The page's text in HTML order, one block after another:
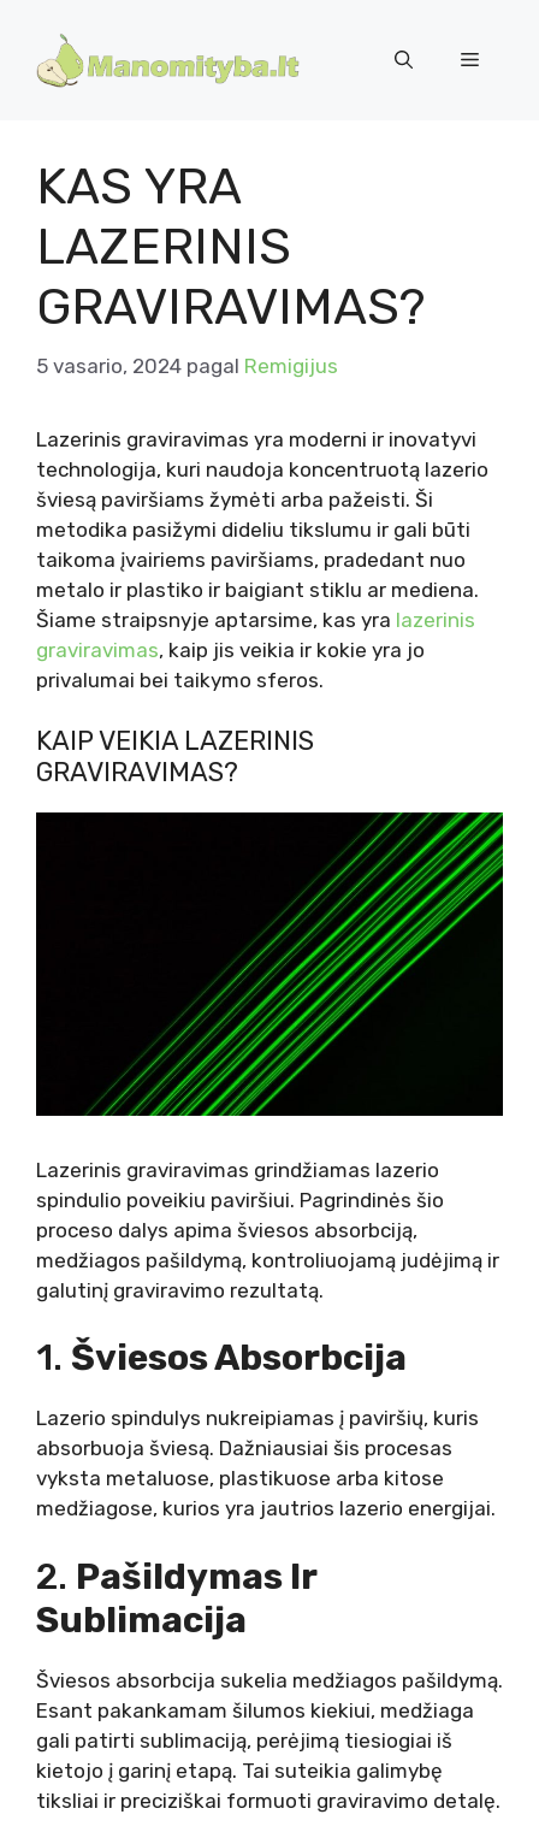
turinio
Meniu
KAS YRA
LAZERINIS
GRAVIRAVIMAS?
5 vasario, 2024 pagal Remigijus
Lazerinis graviravimas yra moderni ir inovatyvi
technologija, kuri naudoja koncentruotą lazerio
šviesą paviršiams žymėti arba pažeisti. Ši
metodika pasižymi dideliu tikslumu ir gali būti
taikoma įvairiems paviršiams, pradedant nuo
metalo ir plastiko ir baigiant stiklu ar mediena.
Šiame straipsnyje aptarsime, kas yra lazerinis
graviravimas, kaip jis veikia ir kokie yra jo
privalumai bei taikymo sferos.
KAIP VEIKIA LAZERINIS
GRAVIRAVIMAS?
Lazerinis graviravimas grindžiamas lazerio
spindulio poveikiu paviršiui. Pagrindinės šio
proceso dalys apima šviesos absorbciją,
medžiagos pašildymą, kontroliuojamą judėjimą ir
galutinį graviravimo rezultatą.
1. Šviesos Absorbcija
Lazerio spindulys nukreipiamas į paviršių, kuris
absorbuoja šviesą. Dažniausiai šis procesas
vyksta metaluose, plastikuose arba kitose
medžiagose, kurios yra jautrios lazerio energijai.
2. Pašildymas Ir
Sublimacija
Šviesos absorbcija sukelia medžiagos pašildymą.
Esant pakankamam šilumos kiekiui, medžiaga
gali patirti sublimaciją, perėjimą tiesiogiai iš
kietojo į garinį etapą. Tai suteikia galimybę
tiksliai ir preciziškai formuoti graviravimo detalę.